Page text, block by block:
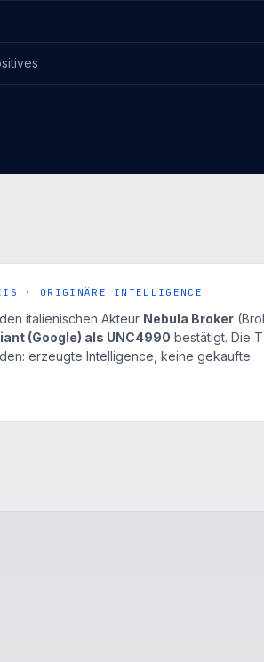
· ORIGINÄRE INTELLIGENCE
den italienischen Akteur Nebula Broker
(Google) als UNC4990 bestätigt. Die
erzeugte Intelligence, keine gekaufte.